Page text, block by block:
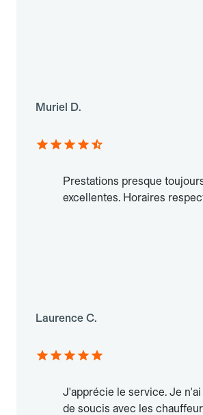
Muriel D.
Prestations presque
excellentes. Horaires
Laurence C.
J'apprécie le service. Je n'ai
de soucis avec les